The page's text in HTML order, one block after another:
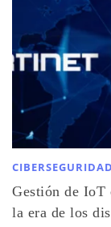
CIBERSEGURIDAD
Gestión de IoT
la era de los